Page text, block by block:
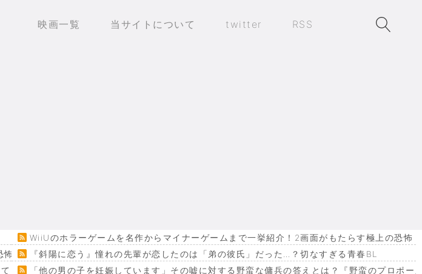
映画一覧 当サイトについて twitter RSS
WiiUのホラーゲームを名作からマイナーゲームまで一挙紹介！2画面がもたらす極上の恐怖
怖…
『斜陽に恋う』憧れの先輩が恋したのは「弟の彼氏」だった…？切なすぎる青春BL
ください！』
「他の男の子を妊娠しています」その嘘に対する野蛮な傭兵の答えとは？『野蛮のプロポー